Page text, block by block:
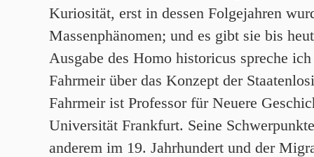
Kuriosität, erst in dessen Folgejahren
Massenphänomen; und es gibt sie bis
Ausgabe des Homo historicus spreche
Fahrmeir über das Konzept der
Fahrmeir ist Professor für Neuere
Universität Frankfurt. Seine
anderem im 19. Jahrhundert und der